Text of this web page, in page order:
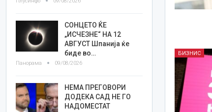
БИЗНИС
СОНЦЕТО ЌЕ
„ИСЧЕЗНЕ“ НА 12
АВГУСТ Шпанија ќе
биде во…
Панорама 09/08/2026
НЕМА ПРЕГОВОРИ
ДОДЕКА САД НЕ ГО
НАДОМЕСТАТ